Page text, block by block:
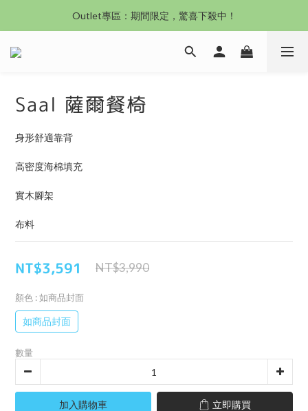
沙發新登場｜想躺就躺，頭等艙到商務艙一次擁有
沙發新登場｜想躺就躺，頭等艙到商務艙一次擁有
奶油沙發8折起！手刀下單 舒適與溫暖同步到手！
沙發新登場｜想躺就躺，頭等艙到商務艙一次擁有
Saal 薩爾餐椅
身形舒適靠背
高密度海棉填充
實木腳架
布料
NT$3,591 NT$3,990
顏色 : 如商品封面
如商品封面
數量
加入購物車 立即購買